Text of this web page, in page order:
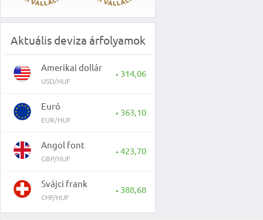
Aktuális deviza árfolyamok
Amerikai dollár
USD/HUF
▲ 314,06
Euró
EUR/HUF
▲ 363,10
Angol font
GBP/HUF
▲ 423,70
Svájci frank
CHF/HUF
▲ 388,68